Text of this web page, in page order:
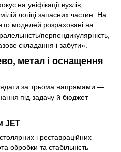
на уніфікації вузлів,
логіці запасних частин. На
моделей розраховані на
перпендикулярність,
складання і забути».
метал і оснащення
за трьома напрямами —
під задачу й бюджет
JET
і реставраційних
обробки та стабільність